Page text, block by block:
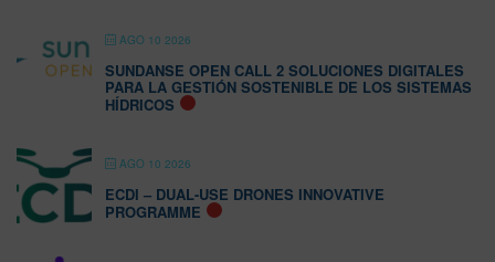
AGO 10 2026
SUNDANSE OPEN CALL 2 SOLUCIONES DIGITALES
PARA LA GESTIÓN SOSTENIBLE DE LOS SISTEMAS
HÍDRICOS
AGO 10 2026
ECDI – DUAL-USE DRONES INNOVATIVE
PROGRAMME